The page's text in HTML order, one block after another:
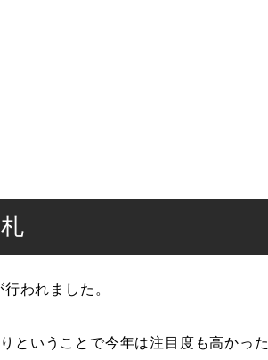
われました。
ということで今年は注目度も高かった